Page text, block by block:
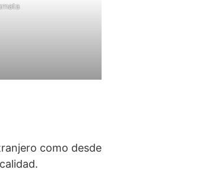
como desde